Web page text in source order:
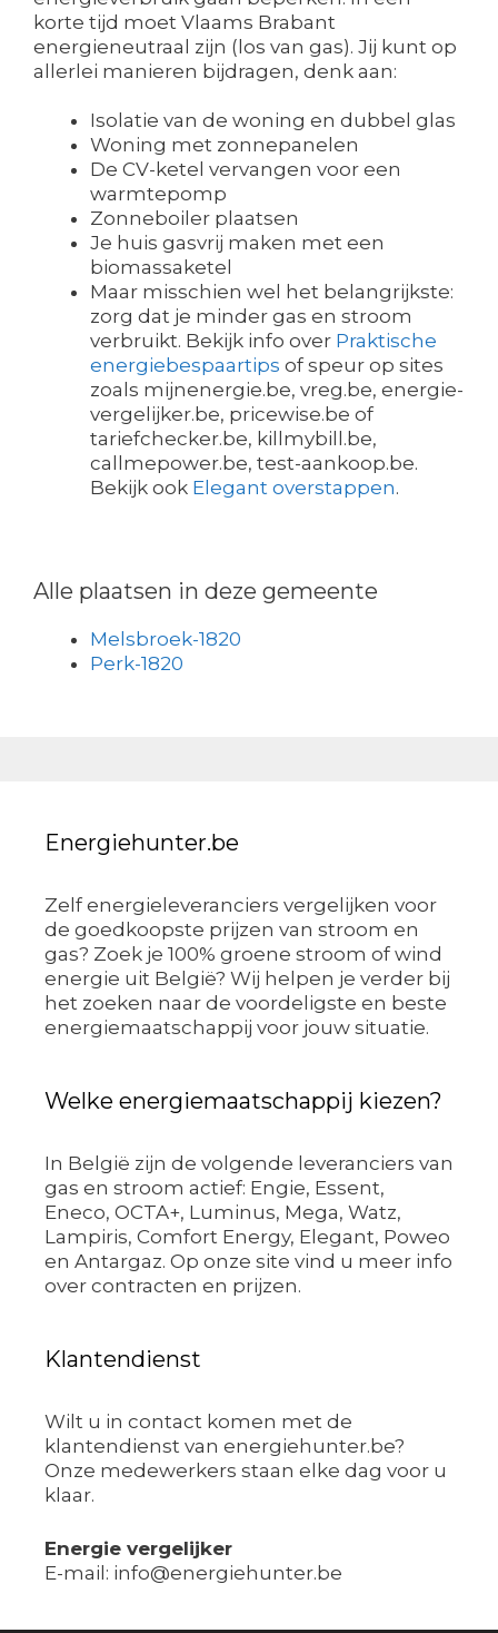
korte tijd moet Vlaams Brabant
energieneutraal zijn (los van gas). Jij kunt op
allerlei manieren bijdragen, denk aan:
Isolatie van de woning en dubbel glas
Woning met zonnepanelen
De CV-ketel vervangen voor een
warmtepomp
Zonneboiler plaatsen
Je huis gasvrij maken met een
biomassaketel
Maar misschien wel het belangrijkste:
zorg dat je minder gas en stroom
verbruikt. Bekijk info over Praktische
energiebespaartips of speur op sites
zoals mijnenergie.be, vreg.be, energie-
vergelijker.be, pricewise.be of
tariefchecker.be, killmybill.be,
callmepower.be, test-aankoop.be.
Bekijk ook Elegant overstappen.
Alle plaatsen in deze gemeente
Melsbroek-1820
Perk-1820
Energiehunter.be
Zelf energieleveranciers vergelijken voor
de goedkoopste prijzen van stroom en
gas? Zoek je 100% groene stroom of wind
energie uit België? Wij helpen je verder bij
het zoeken naar de voordeligste en beste
energiemaatschappij voor jouw situatie.
Welke energiemaatschappij kiezen?
In België zijn de volgende leveranciers van
gas en stroom actief: Engie, Essent,
Eneco, OCTA+, Luminus, Mega, Watz,
Lampiris, Comfort Energy, Elegant, Poweo
en Antargaz. Op onze site vind u meer info
over contracten en prijzen.
Klantendienst
Wilt u in contact komen met de
klantendienst van energiehunter.be?
Onze medewerkers staan elke dag voor u
klaar.
Energie vergelijker
E-mail: info@energiehunter.be